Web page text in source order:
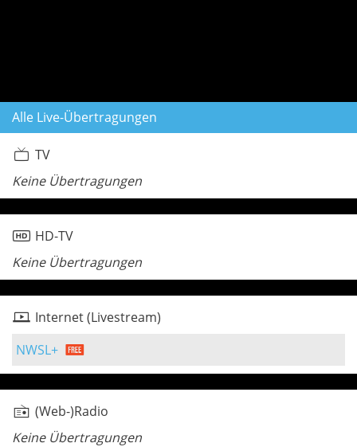
Alle Live-Übertragungen
TV
Keine Übertragungen
HD-TV
Keine Übertragungen
Internet (Livestream)
NWSL+
(Web-)Radio
Keine Übertragungen